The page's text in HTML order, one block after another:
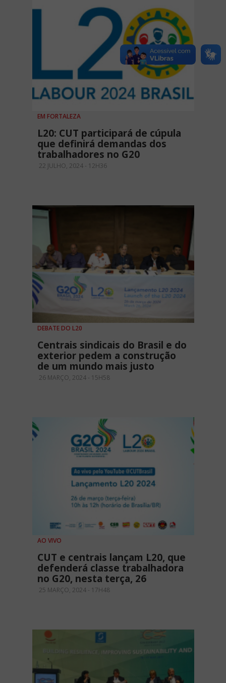
EM FORTALEZA
L20: CUT participará de cúpula
que definirá demandas dos
trabalhadores no G20
22 JULHO, 2024 - 12H36
DEBATE DO L20
Centrais sindicais do Brasil e do
exterior pedem a construção
de um mundo mais justo
26 MARÇO, 2024 - 15H58
AO VIVO
CUT e centrais lançam L20, que
defenderá classe trabalhadora
no G20, nesta terça, 26
25 MARÇO, 2024 - 17H48